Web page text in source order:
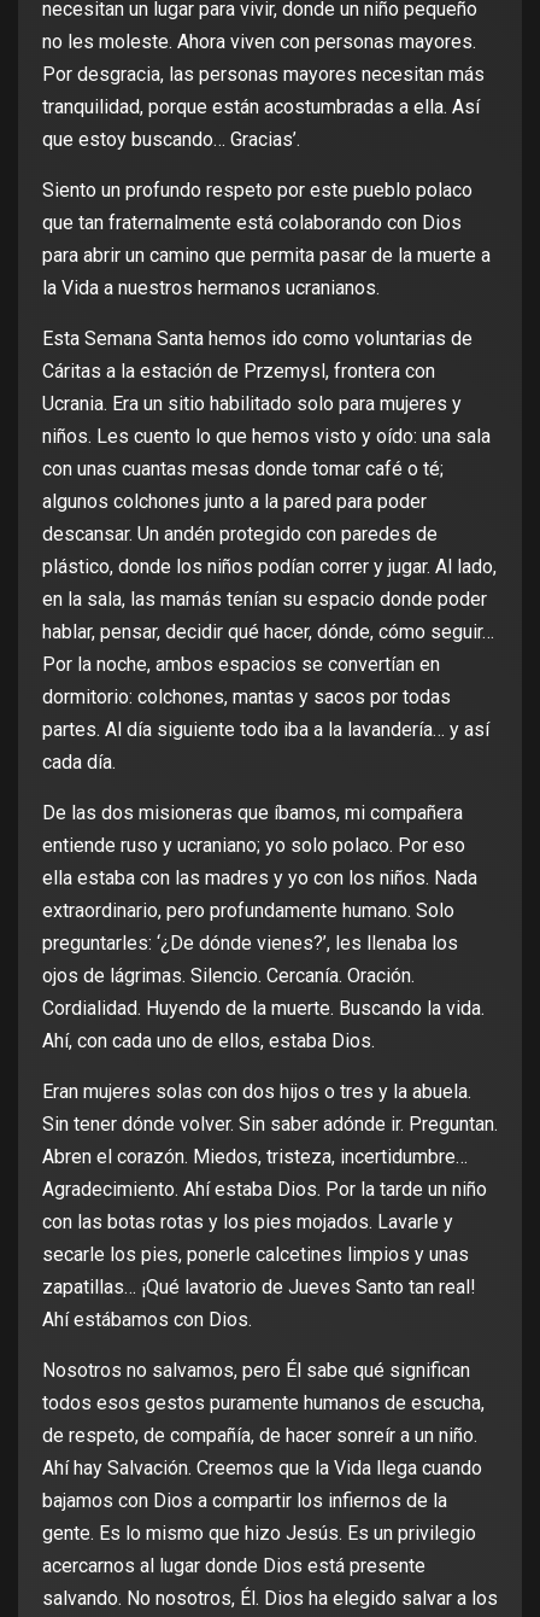
necesitan un lugar para vivir, donde un niño pequeño
no les moleste. Ahora viven con personas mayores.
Por desgracia, las personas mayores necesitan más
tranquilidad, porque están acostumbradas a ella. Así
que estoy buscando… Gracias’.
Siento un profundo respeto por este pueblo polaco
que tan fraternalmente está colaborando con Dios
para abrir un camino que permita pasar de la muerte a
la Vida a nuestros hermanos ucranianos.
Esta Semana Santa hemos ido como voluntarias de
Cáritas a la estación de Przemysl, frontera con
Ucrania. Era un sitio habilitado solo para mujeres y
niños. Les cuento lo que hemos visto y oído: una sala
con unas cuantas mesas donde tomar café o té;
algunos colchones junto a la pared para poder
descansar. Un andén protegido con paredes de
plástico, donde los niños podían correr y jugar. Al lado,
en la sala, las mamás tenían su espacio donde poder
hablar, pensar, decidir qué hacer, dónde, cómo seguir…
Por la noche, ambos espacios se convertían en
dormitorio: colchones, mantas y sacos por todas
partes. Al día siguiente todo iba a la lavandería… y así
cada día.
De las dos misioneras que íbamos, mi compañera
entiende ruso y ucraniano; yo solo polaco. Por eso
ella estaba con las madres y yo con los niños. Nada
extraordinario, pero profundamente humano. Solo
preguntarles: ‘¿De dónde vienes?’, les llenaba los
ojos de lágrimas. Silencio. Cercanía. Oración.
Cordialidad. Huyendo de la muerte. Buscando la vida.
Ahí, con cada uno de ellos, estaba Dios.
Eran mujeres solas con dos hijos o tres y la abuela.
Sin tener dónde volver. Sin saber adónde ir. Preguntan.
Abren el corazón. Miedos, tristeza, incertidumbre…
Agradecimiento. Ahí estaba Dios. Por la tarde un niño
con las botas rotas y los pies mojados. Lavarle y
secarle los pies, ponerle calcetines limpios y unas
zapatillas… ¡Qué lavatorio de Jueves Santo tan real!
Ahí estábamos con Dios.
Nosotros no salvamos, pero Él sabe qué significan
todos esos gestos puramente humanos de escucha,
de respeto, de compañía, de hacer sonreír a un niño.
Ahí hay Salvación. Creemos que la Vida llega cuando
bajamos con Dios a compartir los infiernos de la
gente. Es lo mismo que hizo Jesús. Es un privilegio
acercarnos al lugar donde Dios está presente
salvando. No nosotros, Él. Dios ha elegido salvar a los